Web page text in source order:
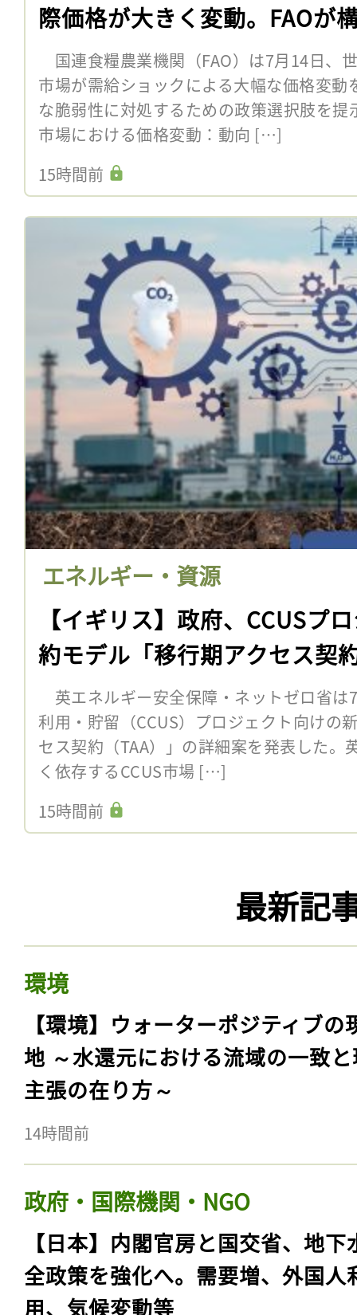
際価格が大きく変動。FAOが
国連食糧農業機関（FAO）は7月14日、
市場が需給ショックによる大幅な価格変動
な脆弱性に対処するための政策選択肢を
市場における価格変動：動向 […]
15時間前
エネルギー・資源
【イギリス】政府、CCUSプ
約モデル「移行期アクセス契
英エネルギー安全保障・ネットゼロ省は
利用・貯留（CCUS）プロジェクト向けの
セス契約（TAA）」の詳細案を発表した。
く依存するCCUS市場 […]
15時間前
最新記
環境
【環境】ウォーターポジティブの
地 ～水還元における流域の一致
主張の在り方～
14時間前
政府・国際機関・NGO
【日本】内閣官房と国交省、地下
全政策を強化へ。需要増、外国人
用、気候変動等